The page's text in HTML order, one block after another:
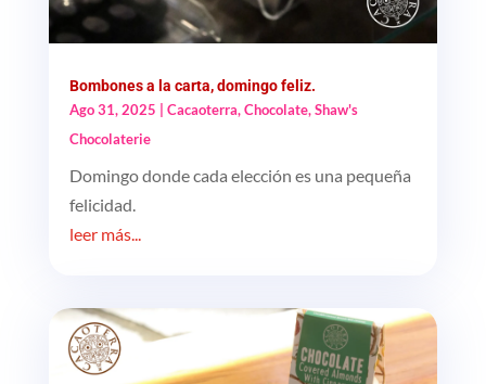
Bombones a la carta, domingo feliz.
Ago 31, 2025
Cacaoterra,Chocolate,Shaw's
Chocolaterie
Domingo donde cada elección es una pequeña
felicidad.
leer más...